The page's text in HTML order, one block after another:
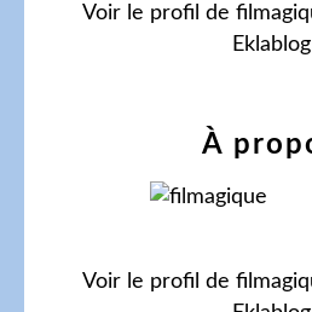
Voir le profil de
Eklablog
À
Voir le profil de